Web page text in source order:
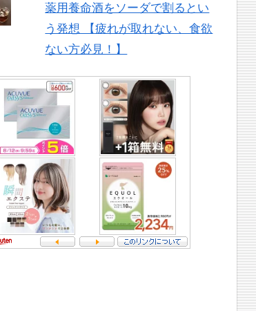
薬用養命酒をソーダで割るとい
う発想 【疲れが取れない、食欲
ない方必見！】